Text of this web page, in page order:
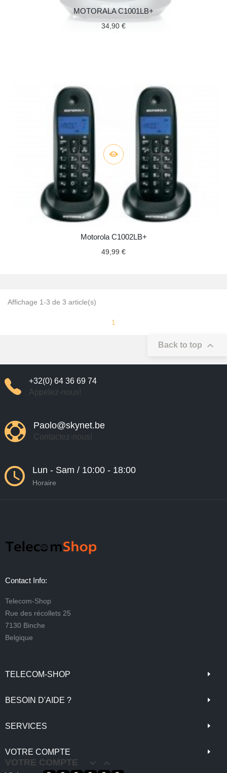
MOTORALA C1001LB+
34,90 €
Motorola C1002LB+
49,99 €
Affichage 1-3 de 3 article(s)
1
Back to top 
+32(0) 64 36 69 74
Appelez-nous!
Paolo@skynet.be
Contactez-nous!
Lun - Sam / 10:00 - 18:00
Horaire
Contact Info:
Telecom-Shop
Rue des récollets 25
7130 Binche
Belgique
TELECOM-SHOP
BESOIN D'AIDE ?
SERVICES
VOTRE COMPTE
VOTRE COMPTE  